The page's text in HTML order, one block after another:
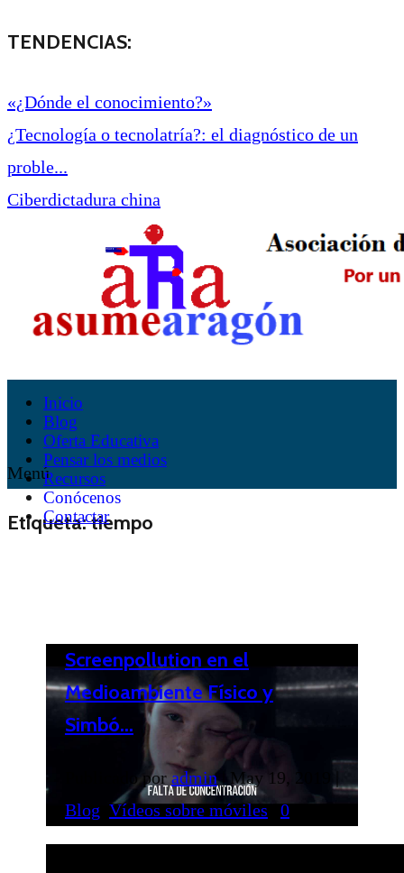
TENDENCIAS:
«¿Dónde el conocimiento?»
¿Tecnología o tecnolatría?: el diagnóstico de un
proble...
Ciberdictadura china
Inicio
Blog
Oferta Educativa
Pensar los medios
Recursos
Conócenos
Contactar
Menú
Etiqueta:tiempo
Screenpollution en el
Medioambiente Físico y
Simbó...
Publicado por admin| May 19, 2019
Blog Vídeos sobre móviles|0